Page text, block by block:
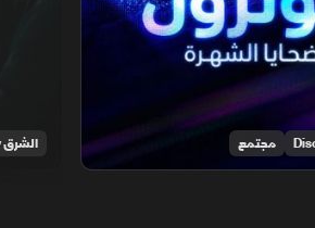
مجتمع الشرق Discovery